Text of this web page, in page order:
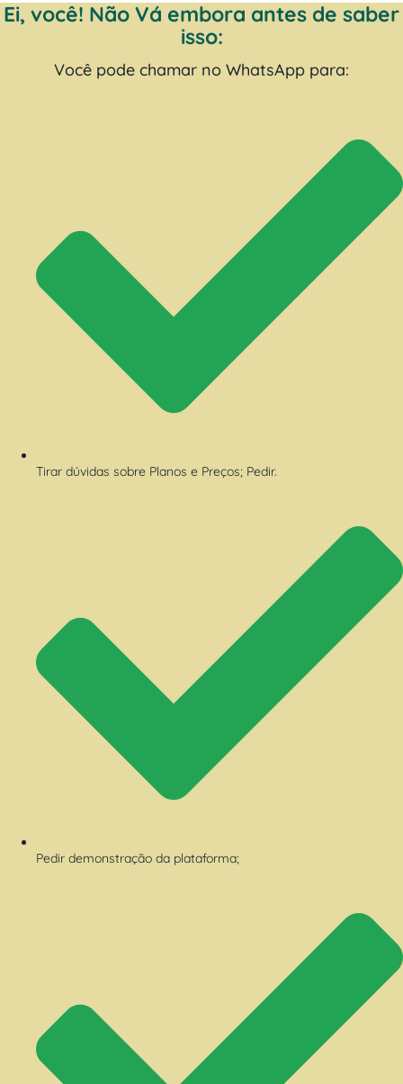
Ei, você! Não Vá embora antes de saber
isso:
Você pode chamar no WhatsApp para:
Tirar dúvidas sobre Planos e Preços; Pedir.
Pedir demonstração da plataforma;